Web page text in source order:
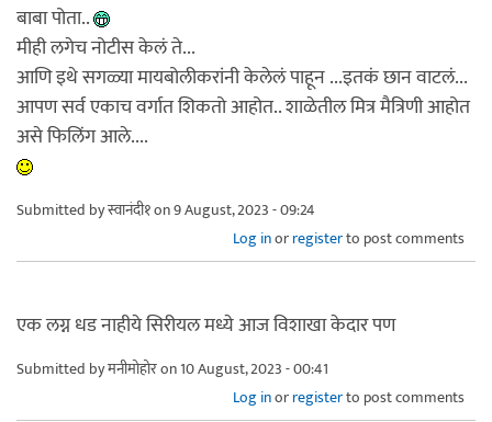
बाबा पोता..
मीही लगेच नोटीस केलं ते...
आणि इथे सगळ्या मायबोलीकरांनी केलेलं पाहून ...इतकं छान वाटलं...
आपण सर्व एकाच वर्गात शिकतो आहोत.. शाळेतील मित्र मैत्रिणी आहोत
असे फिलिंग आले....
Submitted byस्वानंदी१on 9 August, 2023 - 09:24
Log inorregisterto post comments
एक लग्न धड नाहीये सिरीयल मध्ये आज विशाखा केदार पण
Submitted byमनीमोहोरon 10 August, 2023 - 00:41
Log inorregisterto post comments